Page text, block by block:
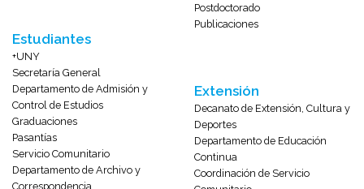
Estudiantes
+UNY
Secretaría General
Departamento de Admisión y
Control de Estudios
Graduaciones
Pasantías
Servicio Comunitario
Departamento de Archivo y
Correspondencia
Postdoctorado
Publicaciones
Extensión
Decanato de Extensión, Cultura y
Deportes
Departamento de Educación
Continua
Coordinación de Servicio